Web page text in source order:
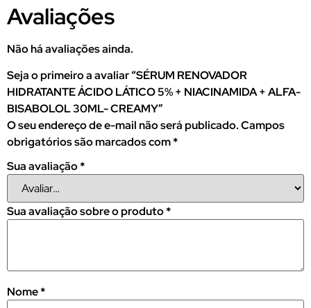
Avaliações
Não há avaliações ainda.
Seja o primeiro a avaliar “SÉRUM RENOVADOR
HIDRATANTE ÁCIDO LÁTICO 5% + NIACINAMIDA + ALFA-
BISABOLOL 30ML- CREAMY”
O seu endereço de e-mail não será publicado.Campos
obrigatórios são marcados com*
Sua avaliação*
Sua avaliação sobre o produto*
Nome*